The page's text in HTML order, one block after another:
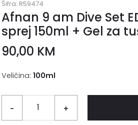
Šifra: R59474
Afnan 9 am Dive Set
sprej 150ml + Gel za
90,00 KM
Veličina: 100ml
- +